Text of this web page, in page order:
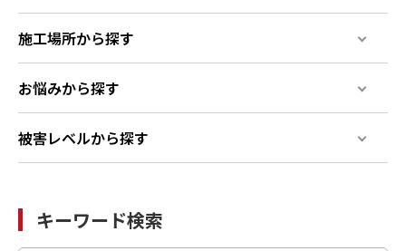
施工場所から探す
お悩みから探す
被害レベルから探す
キーワード検索